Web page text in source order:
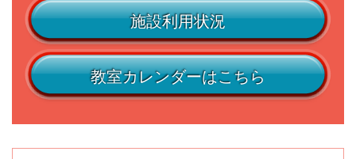
施設利用状況
教室カレンダーはこちら